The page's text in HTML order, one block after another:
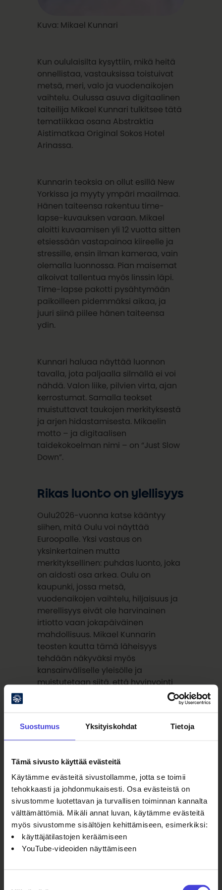
Suostumus Yksityiskohdat Tietoja
Tämä sivusto käyttää evästeitä
Käytämme evästeitä sivustollamme, jotta se toimii
tehokkaasti ja johdonmukaisesti. Osa evästeistä on
sivustomme luotettavan ja turvallisen toiminnan kannalta
välttämättömiä. Mikäli annat luvan, käytämme evästeitä
myös sivustomme sisältöjen kehittämiseen, esimerkiksi:
käyttäjätilastojen keräämiseen
YouTube-videoiden näyttämiseen
Kuva: Mikael Kunnari
Kun oululaisilta kysyttiin, mikä heitä
onnellistaa, vastauksissa toistuivat
metsä, meri, valo ja vuodenaikojen
vaihtelu. Oulussa asuva digitaalinen
taiteilija Mikael Kunnari tulkitsee tätä
tematiikkaa osana Abstraktia
Aistimatkaa Original Sokos Hotel
Arinassa.
Kunnarin teoksia on ollut esillä New
Yorkissa ja myyty ympäri maailmaa.
Hänen taiteensa rakentuu time-
lapse-kuvauksen varaan. Mikael
aloitti kuvaamisen yli 12 vuotta sitten
etsiessään vastapainoa kiireelle ja
stressille, ensin ilman kameraa, vain
olemalla luonnossa. Pian maisemat
alkoivat tallentua myös linssin läpi.
Time-lapse pakotti pysähtymään
paikoilleen pidemmäksi aikaa, ja
juuri siinä piilee hänen taiteensa
ydin.
Kunnari haluaa näyttää luonnon
tavalla, jota paljaalla silmällä ei voi
nähdä. Valon liike, pilvien virta, ajan
kerrostumat. Samalla teokset
muistuttavat taukojen merkityksestä
ja arjen hidastamisesta. Mikaelin
motto – ja digitaalisen
taidekokoelman nimi – on “Just Slow
Down”.
Rikas luonto on ylellisyys
Oulu2026-vuonna katse kääntyy
siihen, mitä Oulu voi näyttää
Euroopalle. Yksi vastaus on
yksinkertainen mutta
merkityksellinen: puhdas luonto, joka
on aidosti osa arkea. Oulu on
kaupunki, jossa metsä,
vuodenaikojen vaihtelu, hiljaisuus ja
merellisyys eivät ole harvinainen
irtiotto vaan jokapäiväinen
mahdollisuus. Mikael Kunnarin
teosten kautta tämä läheisyys
tehdään näkyväksi myös
kansainväliselle yleisölle ja
muistutetaan siitä, että hyvinvointi
samalla tavalla saavutettavissa.
Monessa suurkaupungissa
turvallinen kulku luonnossa, kirkas
taivas, puhdas ilma ja hiljainen
metsä ovat ylellisyyttä. Oulussa
metsä alkaa usein kotiovelta ja meri
avautuu keskellä kaupunkia. Se, mikä
täällä on lähellä, on monelle